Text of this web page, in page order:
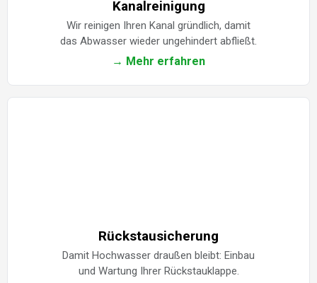
Kanalreinigung
Wir reinigen Ihren Kanal gründlich, damit
das Abwasser wieder ungehindert abfließt.
→ Mehr erfahren
Rückstausicherung
Damit Hochwasser draußen bleibt: Einbau
und Wartung Ihrer Rückstauklappe.